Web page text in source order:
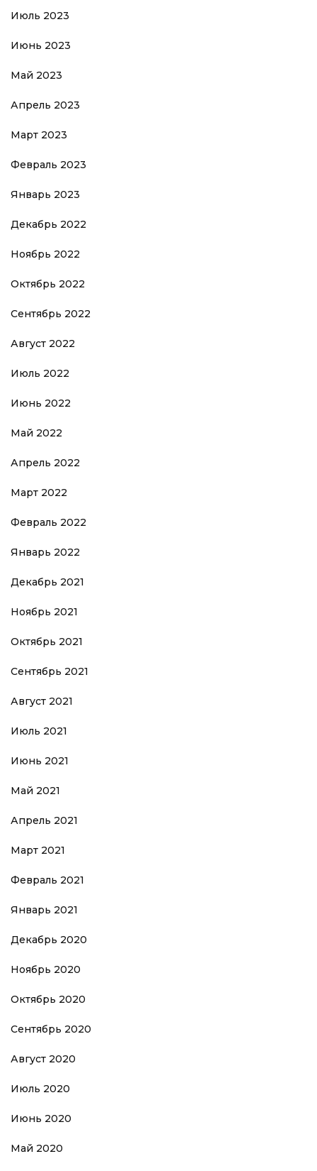
Июль 2023
Июнь 2023
Май 2023
Апрель 2023
Март 2023
Февраль 2023
Январь 2023
Декабрь 2022
Ноябрь 2022
Октябрь 2022
Сентябрь 2022
Август 2022
Июль 2022
Июнь 2022
Май 2022
Апрель 2022
Март 2022
Февраль 2022
Январь 2022
Декабрь 2021
Ноябрь 2021
Октябрь 2021
Сентябрь 2021
Август 2021
Июль 2021
Июнь 2021
Май 2021
Апрель 2021
Март 2021
Февраль 2021
Январь 2021
Декабрь 2020
Ноябрь 2020
Октябрь 2020
Сентябрь 2020
Август 2020
Июль 2020
Июнь 2020
Май 2020